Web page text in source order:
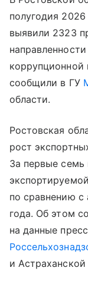
полугодия
выявили 2323
коррупционной
сообщили в ГУ
области.
Ростовская
рост
За первые семь
по сравнению
года. Об этом
на данные
и